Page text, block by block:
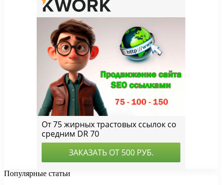
Популярные статьи